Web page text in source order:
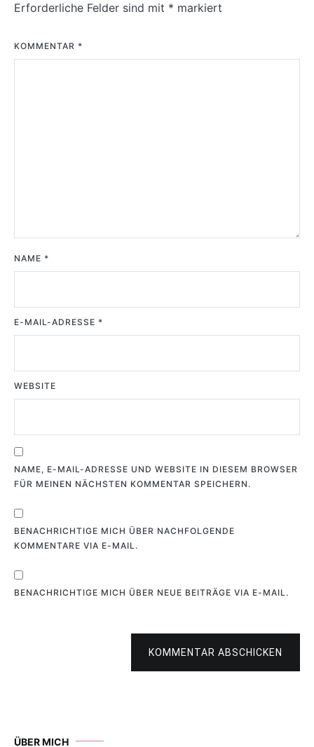
Erforderliche Felder sind mit * markiert
KOMMENTAR *
NAME *
E-MAIL-ADRESSE *
WEBSITE
NAME, E-MAIL-ADRESSE UND WEBSITE IN DIESEM BROWSER
FÜR MEINEN NÄCHSTEN KOMMENTAR SPEICHERN.
BENACHRICHTIGE MICH ÜBER NACHFOLGENDE
KOMMENTARE VIA E-MAIL.
BENACHRICHTIGE MICH ÜBER NEUE BEITRÄGE VIA E-MAIL.
KOMMENTAR ABSCHICKEN
ÜBER MICH